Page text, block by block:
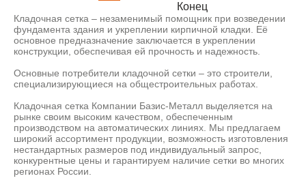
Конец
Кладочная сетка – незаменимый помощник при возведении
фундамента здания и укреплении кирпичной кладки. Её
основное предназначение заключается в укреплении
конструкции, обеспечивая ей прочность и надежность.
Основные потребители кладочной сетки – это строители,
специализирующиеся на общестроительных работах.
Кладочная сетка Компании Базис-Металл выделяется на
рынке своим высоким качеством, обеспеченным
производством на автоматических линиях. Мы предлагаем
широкий ассортимент продукции, возможность изготовления
нестандартных размеров под индивидуальный запрос,
конкурентные цены и гарантируем наличие сетки во многих
регионах России.